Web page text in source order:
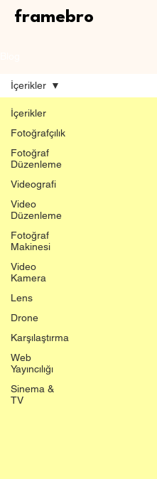
framebro
İçerikler
Fotoğrafçılık
Fotoğraf
Düzenleme
Videografi
Video
Düzenleme
Fotoğraf
Makinesi
Video
Kamera
Lens
Drone
Karşılaştırma
Web
Yayıncılığı
Sinema &
TV
İçerikler